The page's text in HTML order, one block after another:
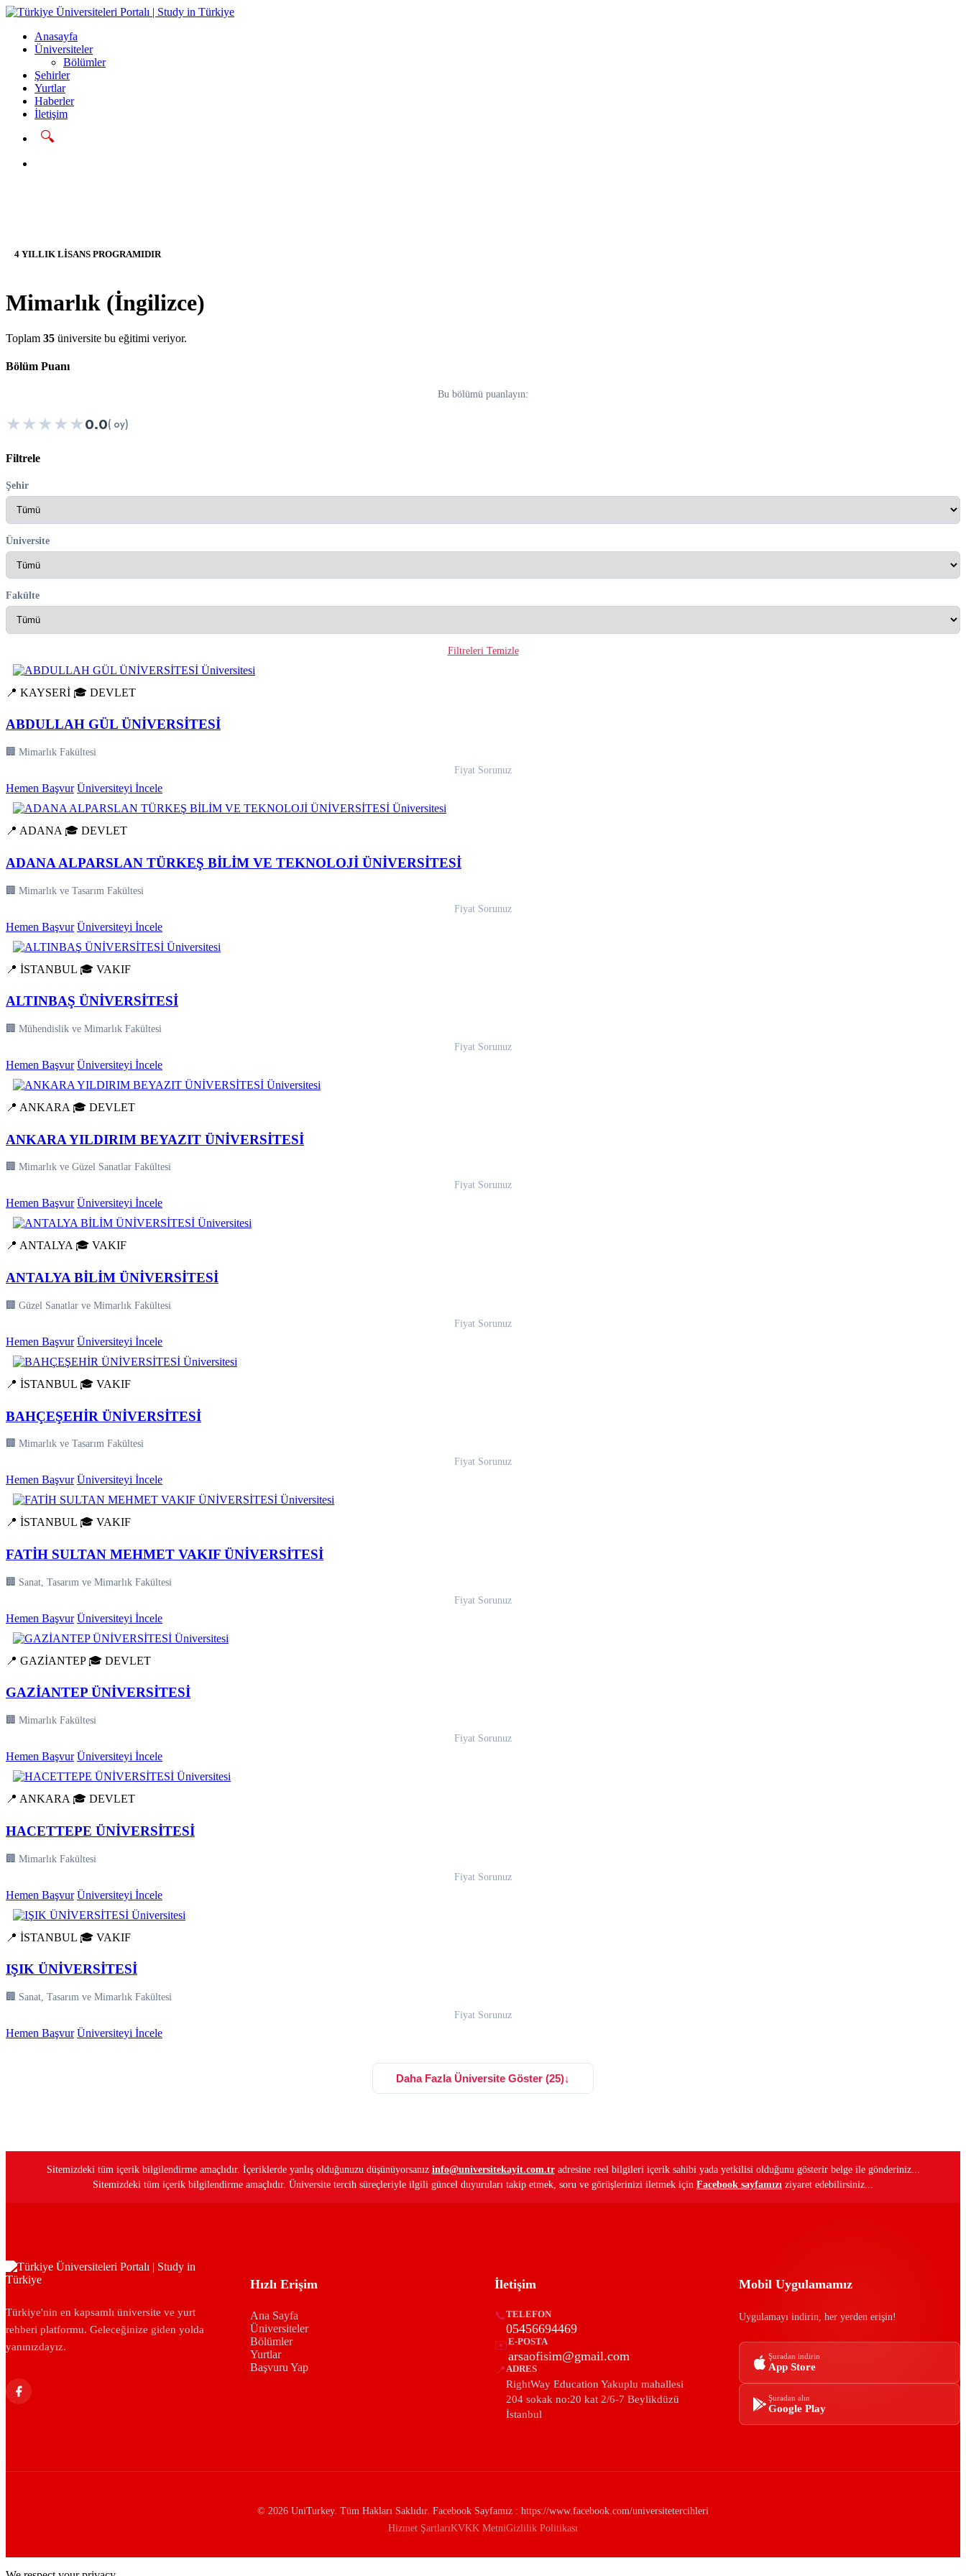
Anasayfa
Üniversiteler
Bölümler
Şehirler
Yurtlar
Haberler
İletişim
🔍
4 YILLIK LİSANS PROGRAMIDIR
Mimarlık (İngilizce)
Toplam 35 üniversite bu eğitimi veriyor.
Bölüm Puanı
Bu bölümü puanlayın:
★★★★★0.0( oy)
Filtrele
Şehir
Üniversite
Fakülte
Filtreleri Temizle
📍 KAYSERİ 🎓 DEVLET
ABDULLAH GÜL ÜNİVERSİTESİ
🏢 Mimarlık Fakültesi
Fiyat Sorunuz
Hemen Başvur Üniversiteyi İncele
📍 ADANA 🎓 DEVLET
ADANA ALPARSLAN TÜRKEŞ BİLİM VE TEKNOLOJİ ÜNİVERSİTESİ
🏢 Mimarlık ve Tasarım Fakültesi
Fiyat Sorunuz
Hemen Başvur Üniversiteyi İncele
📍 İSTANBUL 🎓 VAKIF
ALTINBAŞ ÜNİVERSİTESİ
🏢 Mühendislik ve Mimarlık Fakültesi
Fiyat Sorunuz
Hemen Başvur Üniversiteyi İncele
📍 ANKARA 🎓 DEVLET
ANKARA YILDIRIM BEYAZIT ÜNİVERSİTESİ
🏢 Mimarlık ve Güzel Sanatlar Fakültesi
Fiyat Sorunuz
Hemen Başvur Üniversiteyi İncele
📍 ANTALYA 🎓 VAKIF
ANTALYA BİLİM ÜNİVERSİTESİ
🏢 Güzel Sanatlar ve Mimarlık Fakültesi
Fiyat Sorunuz
Hemen Başvur Üniversiteyi İncele
📍 İSTANBUL 🎓 VAKIF
BAHÇEŞEHİR ÜNİVERSİTESİ
🏢 Mimarlık ve Tasarım Fakültesi
Fiyat Sorunuz
Hemen Başvur Üniversiteyi İncele
📍 İSTANBUL 🎓 VAKIF
FATİH SULTAN MEHMET VAKIF ÜNİVERSİTESİ
🏢 Sanat, Tasarım ve Mimarlık Fakültesi
Fiyat Sorunuz
Hemen Başvur Üniversiteyi İncele
📍 GAZİANTEP 🎓 DEVLET
GAZİANTEP ÜNİVERSİTESİ
🏢 Mimarlık Fakültesi
Fiyat Sorunuz
Hemen Başvur Üniversiteyi İncele
📍 ANKARA 🎓 DEVLET
HACETTEPE ÜNİVERSİTESİ
🏢 Mimarlık Fakültesi
Fiyat Sorunuz
Hemen Başvur Üniversiteyi İncele
📍 İSTANBUL 🎓 VAKIF
IŞIK ÜNİVERSİTESİ
🏢 Sanat, Tasarım ve Mimarlık Fakültesi
Fiyat Sorunuz
Hemen Başvur Üniversiteyi İncele
Daha Fazla Üniversite Göster (25)↓
Sitemizdeki tüm içerik bilgilendirme amaçlıdır. İçeriklerde yanlış olduğunuzu düşünüyorsanız info@universitekayit.com.tradresine reel bilgileri içerik sahibi yada yetkilisi olduğunu gösterir belge ile gönderiniz...
Sitemizdeki tüm içerik bilgilendirme amaçlıdır. Üniversite tercih süreçleriyle ilgili güncel duyuruları takip etmek, soru ve görüşlerinizi iletmek için Facebook sayfamızı ziyaret edebilirsiniz...
Türkiye'nin en kapsamlı üniversite ve yurt
rehberi platformu. Geleceğinize giden yolda
yanınızdayız.
Hızlı Erişim
Ana Sayfa
Üniversiteler
Bölümler
Yurtlar
Başvuru Yap
İletişim
📞TELEFON
05456694469
✉️ E-POSTA
arsaofisim@gmail.com
📍ADRES
RightWay Education Yakuplu mahallesi
204 sokak no:20 kat 2/6-7 Beylikdüzü
İstanbul
Mobil Uygulamamız
Uygulamayı indirin, her yerden erişin!
Şuradan indirin
App Store
Şuradan alın
Google Play
© 2026 UniTurkey. Tüm Hakları Saklıdır. Facebook Sayfamız : https://www.facebook.com/universitetercihleri
Hizmet ŞartlarıKVKK MetniGizlilik Politikası